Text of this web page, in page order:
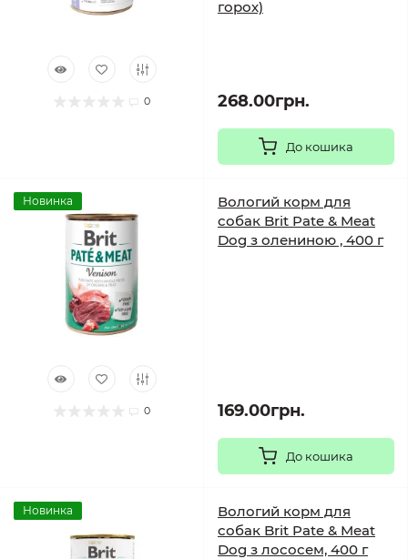
0
горох)
268.00грн.
До кошика
Новинка
0
Вологий корм для
собак Brit Pate & Meat
Dog з олениною , 400 г
169.00грн.
До кошика
Новинка
Вологий корм для
собак Brit Pate & Meat
Dog з лососем, 400 г